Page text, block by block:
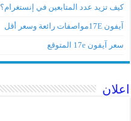
كيف تزيد عدد المتابعين في إنستغرام؟
آيفون 17Eمواصفات رائعة وسعر أقل
سعر آيفون 17e المتوقع
اعلان